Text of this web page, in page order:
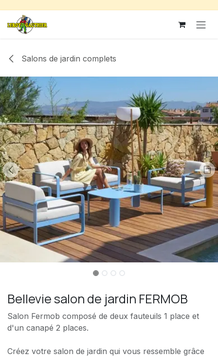
Se rendre au contenu
Salons de jardin complets
Bellevie salon de jardin FERMOB
Salon Fermob composé de deux fauteuils 1 place et
d'un canapé 2 places.
Créez votre salon de jardin qui vous ressemble grâce